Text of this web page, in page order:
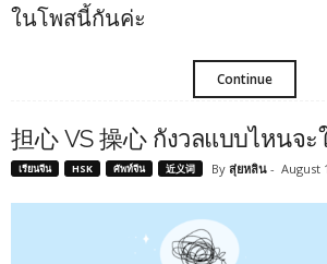
ในโพสนี้กันค่ะ
Continue
担心 VS 操心 กังวลแบบไหนจ
เรียนจีน HSK ศัพท์จีน 近义词 By สุ่ยหลิน - August